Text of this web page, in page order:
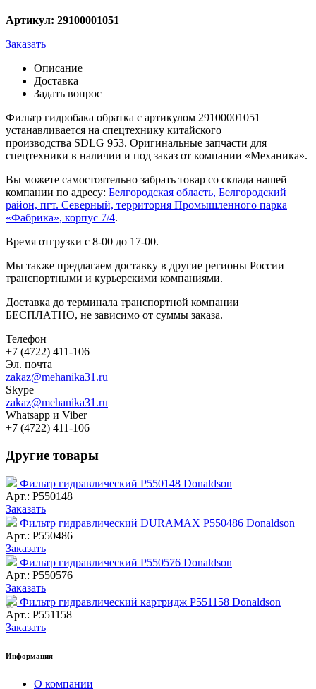
Артикул: 29100001051
Заказать
Описание
Доставка
Задать вопрос
Фильтр гидробака обратка с артикулом 29100001051
устанавливается на спецтехнику китайского
производства SDLG 953. Оригинальные запчасти для
спецтехники в наличии и под заказ от компании «Механика».
Вы можете самостоятельно забрать товар со склада нашей
компании по адресу: Белгородская область, Белгородский
район, пгт. Северный, территория Промышленного парка
«Фабрика», корпус 7/4.
Время отгрузки с 8-00 до 17-00.
Мы также предлагаем доставку в другие регионы России
транспортными и курьерскими компаниями.
Доставка до терминала транспортной компании
БЕСПЛАТНО, не зависимо от суммы заказа.
Телефон
+7 (4722) 411-106
Эл. почта
zakaz@mehanika31.ru
Skype
zakaz@mehanika31.ru
Whatsapp и Viber
+7 (4722) 411-106
Другие товары
Фильтр гидравлический P550148 Donaldson
Арт.: P550148
Заказать
Фильтр гидравлический DURAMAX P550486 Donaldson
Арт.: P550486
Заказать
Фильтр гидравлический P550576 Donaldson
Арт.: P550576
Заказать
Фильтр гидравлический картридж P551158 Donaldson
Арт.: P551158
Заказать
Информация
О компании